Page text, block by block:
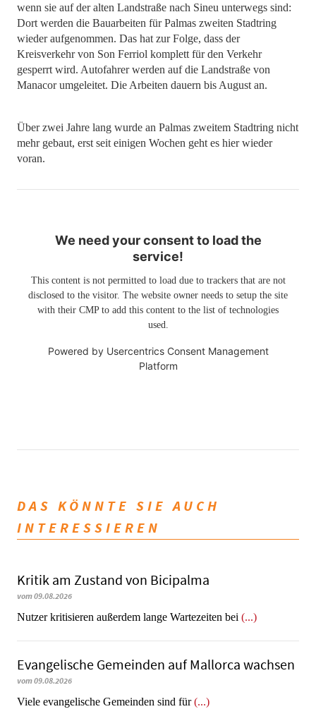
wenn sie auf der alten Landstraße nach Sineu unterwegs sind:
Dort werden die Bauarbeiten für Palmas zweiten Stadtring
wieder aufgenommen. Das hat zur Folge, dass der
Kreisverkehr von Son Ferriol komplett für den Verkehr
gesperrt wird. Autofahrer werden auf die Landstraße von
Manacor umgeleitet. Die Arbeiten dauern bis August an.
Über zwei Jahre lang wurde an Palmas zweitem Stadtring nicht
mehr gebaut, erst seit einigen Wochen geht es hier wieder
voran.
We need your consent to load the
service!
This content is not permitted to load due to trackers that are not
disclosed to the visitor. The website owner needs to setup the site
with their CMP to add this content to the list of technologies
used.
Powered by Usercentrics Consent Management
Platform
DAS KÖNNTE SIE AUCH
INTERESSIEREN
Kritik am Zustand von Bicipalma
vom 09.08.2026
Nutzer kritisieren außerdem lange Wartezeiten bei (...)
Evangelische Gemeinden auf Mallorca wachsen
vom 09.08.2026
Viele evangelische Gemeinden sind für(...)